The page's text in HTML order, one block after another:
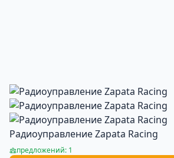
Радиоуправление Zapata Racing
предложений: 1